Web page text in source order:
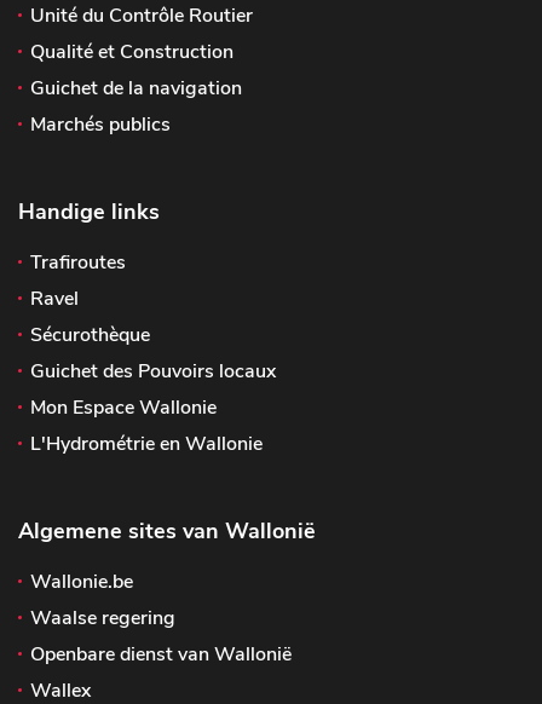
Unité du Contrôle Routier
Qualité et Construction
Guichet de la navigation
Marchés publics
Handige links
Trafiroutes
Ravel
Sécurothèque
Guichet des Pouvoirs locaux
Mon Espace Wallonie
L'Hydrométrie en Wallonie
Algemene sites van Wallonië
Wallonie.be
Waalse regering
Openbare dienst van Wallonië
Wallex